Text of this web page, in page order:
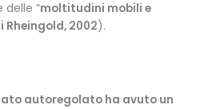
delle “moltitudini mobili e
2002).
autoregolato ha avuto un